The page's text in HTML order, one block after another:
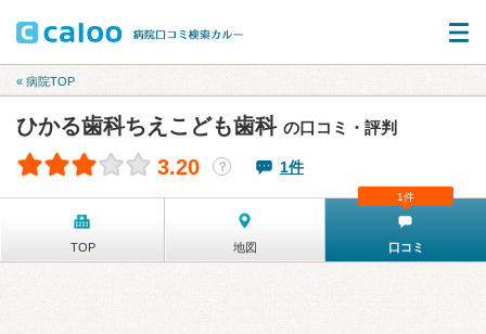
« 病院TOP
ひかる歯科ちえこども歯科 の口コミ・評判
3.20 ？ 1件
TOP 地図 口コミ
1件